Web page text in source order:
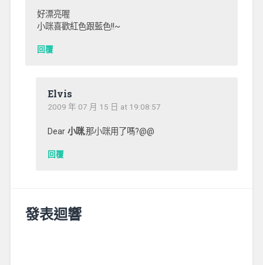
好漂亮喔
小咪喜歡紅色跟藍色!!~
回覆
Elvis
2009 年 07 月 15 日 at 19:08:57
Dear 小咪,那小咪用了嗎?@@
回覆
發表迴響